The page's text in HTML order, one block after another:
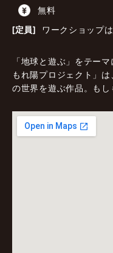
無料
[定員]
ワークショップ
「地球と遊ぶ」をテー
もれ陽プロジェクト」
の世界を遊ぶ作品。も